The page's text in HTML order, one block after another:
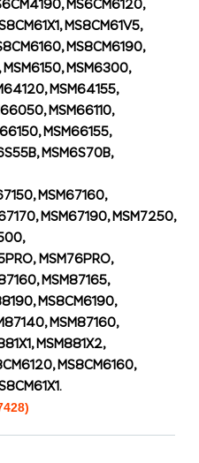
MS6CM6120,
MS8CM61V5,
MS8CM6190,
MSM6300,
MSM64155,
MSM66110,
MSM66155,
MSM6S70B,
MSM67160,
MSM67190, MSM7250,
MSM76PRO,
MSM87165,
MS8CM6190,
MSM87160,
MSM881X2,
MS8CM6160,